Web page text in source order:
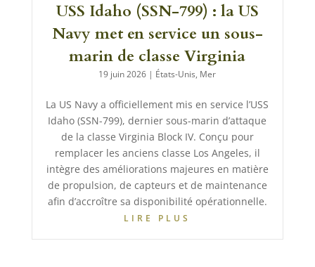
USS Idaho (SSN-799) : la US
Navy met en service un sous-
marin de classe Virginia
19 juin 2026 | États-Unis, Mer
La US Navy a officiellement mis en service l’USS
Idaho (SSN-799), dernier sous-marin d’attaque
de la classe Virginia Block IV. Conçu pour
remplacer les anciens classe Los Angeles, il
intègre des améliorations majeures en matière
de propulsion, de capteurs et de maintenance
afin d’accroître sa disponibilité opérationnelle.
LIRE PLUS